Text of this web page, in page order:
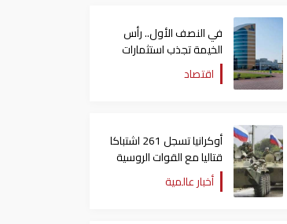
في النصف الأول.. رأس
الخيمة تجذب استثمارات
تتجاوز 771 مليون درهماقتصاد
أوكرانيا تسجل 261 اشتباكا
قتاليا مع القوات الروسية
أخبار عالمية